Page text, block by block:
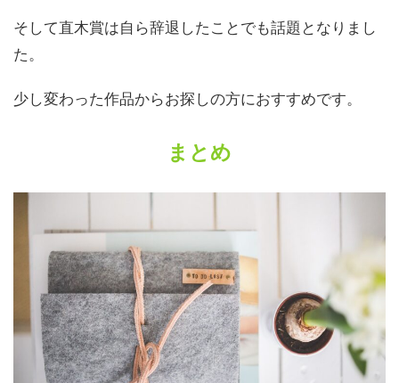
そして直木賞は自ら辞退したことでも話題となりまし
た。
少し変わった作品からお探しの方におすすめです。
まとめ